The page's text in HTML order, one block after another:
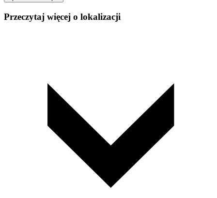
Przeczytaj więcej o lokalizacji